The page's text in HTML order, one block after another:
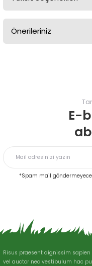
Önerileriniz
Görüş ve önerileriniz için
Ürün resmi kalitesiz,
Ürün bilgilerinde
Bu ürüne benzer farklı
E-
*Spam mail
Risus praesent dignissim
vel auctor nec vestibulum hac